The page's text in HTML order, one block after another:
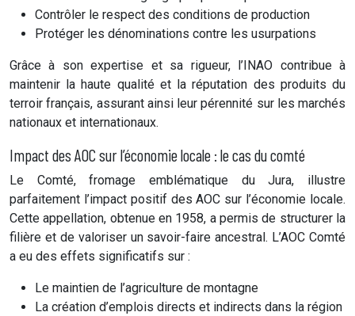
Contrôler le respect des conditions de production
Protéger les dénominations contre les usurpations
Grâce à son expertise et sa rigueur, l’INAO contribue à
maintenir la haute qualité et la réputation des produits du
terroir français, assurant ainsi leur pérennité sur les marchés
nationaux et internationaux.
Impact des AOC sur l’économie locale : le cas du comté
Le Comté, fromage emblématique du Jura, illustre
parfaitement l’impact positif des AOC sur l’économie locale.
Cette appellation, obtenue en 1958, a permis de structurer la
filière et de valoriser un savoir-faire ancestral. L’AOC Comté
a eu des effets significatifs sur :
Le maintien de l’agriculture de montagne
La création d’emplois directs et indirects dans la région